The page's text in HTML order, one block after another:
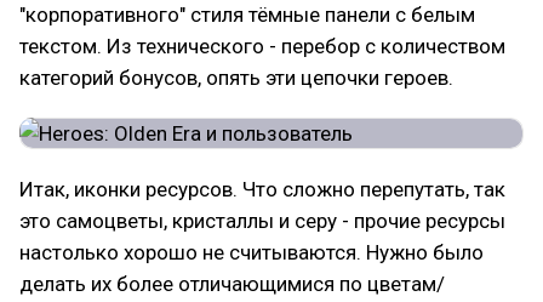
"корпоративного" стиля тёмные панели с белым
текстом. Из технического - перебор с количеством
категорий бонусов, опять эти цепочки героев.
Итак, иконки ресурсов. Что сложно перепутать, так
это самоцветы, кристаллы и серу - прочие ресурсы
настолько хорошо не считываются. Нужно было
делать их более отличающимися по цветам/